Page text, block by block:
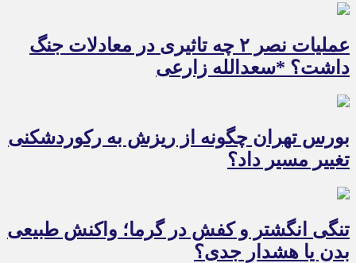
عملیات نصر ۲ چه تاثیری در معادلات جنگ
داشت؟ *سعدالله زارعی
بورس تهران چگونه از ریزش به رکوردشکنی
تغییر مسیر داد؟
تنگی انگشتر و کفش در گرما؛ واکنش طبیعی
بدن یا هشدار جدی؟